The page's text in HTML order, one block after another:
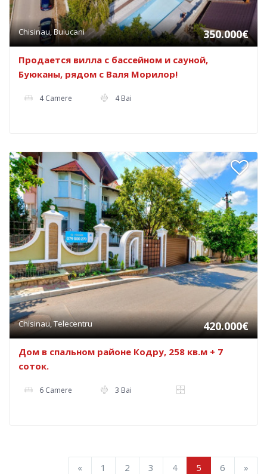
Chisinau, Buiucani 350.000€
Продается вилла с бассейном и сауной,
Буюканы, рядом с Валя Морилор!
4 Camere 4 Bai
Chisinau, Telecentru 420.000€
Дом в спальном районе Кодру, 258 кв.м + 7
соток.
6 Camere 3 Bai
« 1 2 3 4 5 6 »